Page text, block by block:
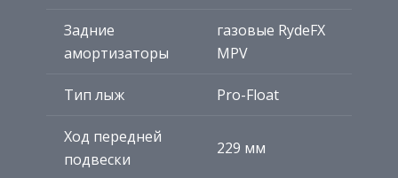
Задние
амортизаторы
газовые RydeFX
MPV
Тип лыж Pro-Float
Ход передней
подвески
229 мм